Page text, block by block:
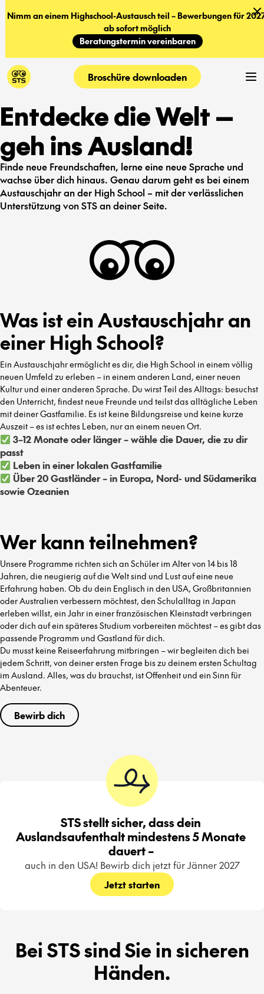
Nimm an einem Highschool-Austausch teil – Bewerbungen für
ab sofort möglich
Beratungstermin vereinbaren
Broschüre downloaden
Entdecke die Welt —
geh ins Ausland!
Finde neue Freundschaften, lerne eine neue Sprache und
wachse über dich hinaus. Genau darum geht es bei einem
Austauschjahr an der High School – mit der verlässlichen
Unterstützung von STS an deiner Seite.
Was ist ein Austauschjahr an
einer High School?
Ein Austauschjahr ermöglicht es dir, die High School in einem völlig
neuen Umfeld zu erleben – in einem anderen Land, einer neuen
Kultur und einer anderen Sprache. Du wirst Teil des Alltags: besuchst
den Unterricht, findest neue Freunde und teilst das alltägliche Leben
mit deiner Gastfamilie. Es ist keine Bildungsreise und keine kurze
Auszeit – es ist echtes Leben, nur an einem neuen Ort.
3–12 Monate oder länger – wähle die Dauer, die zu dir
passt
Leben in einer lokalen Gastfamilie
Über 20 Gastländer – in Europa, Nord- und Südamerika
sowie Ozeanien
Wer kann teilnehmen?
Unsere Programme richten sich an Schüler im Alter von 14 bis 18
Jahren, die neugierig auf die Welt sind und Lust auf eine neue
Erfahrung haben. Ob du dein Englisch in den USA, Großbritannien
oder Australien verbessern möchtest, den Schulalltag in Japan
erleben willst, ein Jahr in einer französischen Kleinstadt verbringen
oder dich auf ein späteres Studium vorbereiten möchtest – es gibt das
passende Programm und Gastland für dich.
Du musst keine Reiseerfahrung mitbringen – wir begleiten dich bei
jedem Schritt, von deiner ersten Frage bis zu deinem ersten Schultag
im Ausland. Alles, was du brauchst, ist Offenheit und ein Sinn für
Abenteuer.
Bewirb dich
STS stellt sicher, dass dein
Auslandsaufenthalt mindestens 5 Monate
dauert –
auch in den USA! Bewirb dich jetzt für Jänner 2027
Jetzt starten
Bei STS sind Sie in sicheren
Händen.